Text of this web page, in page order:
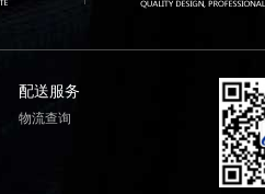
配送服务
物流查询